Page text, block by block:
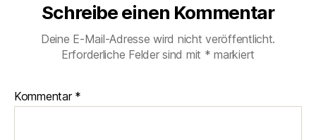
Schreibe einen Kommentar
Deine E-Mail-Adresse wird nicht veröffentlicht.
Erforderliche Felder sind mit * markiert
Kommentar *